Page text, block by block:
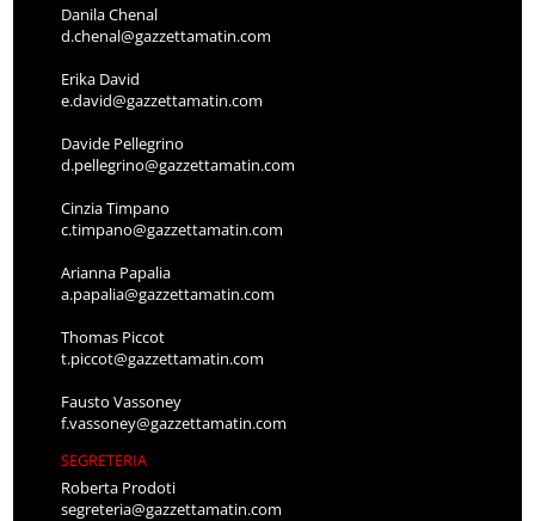
Danila Chenal
d.chenal@gazzettamatin.com
Erika David
e.david@gazzettamatin.com
Davide Pellegrino
d.pellegrino@gazzettamatin.com
Cinzia Timpano
c.timpano@gazzettamatin.com
Arianna Papalia
a.papalia@gazzettamatin.com
Thomas Piccot
t.piccot@gazzettamatin.com
Fausto Vassoney
f.vassoney@gazzettamatin.com
SEGRETERIA
Roberta Prodoti
segreteria@gazzettamatin.com